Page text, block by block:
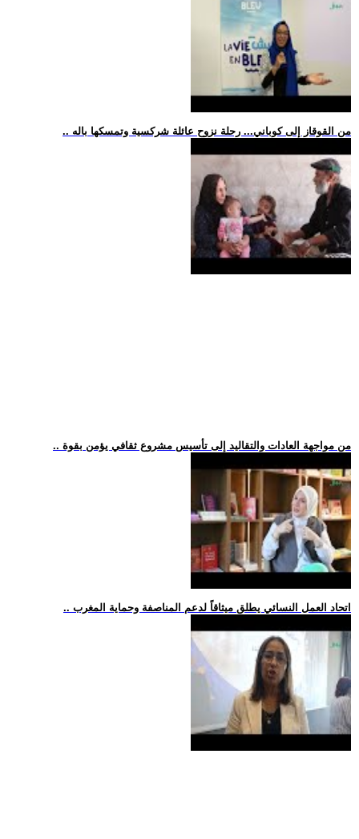
.. من القوقاز إلى كوباني... رحلة نزوح عائلة شركسية وتمسكها باله
.. من مواجهة العادات والتقاليد إلى تأسيس مشروع ثقافي يؤمن بقوة
.. اتحاد العمل النسائي يطلق ميثاقاً لدعم المناصفة وحماية المغرب